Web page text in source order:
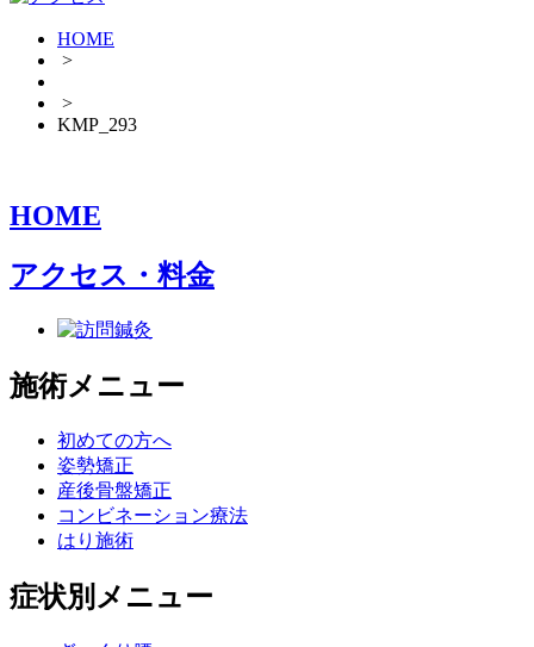
HOME
>
>
KMP_293
HOME
アクセス・料金
施術メニュー
初めての方へ
姿勢矯正
産後骨盤矯正
コンビネーション療法
はり施術
症状別メニュー